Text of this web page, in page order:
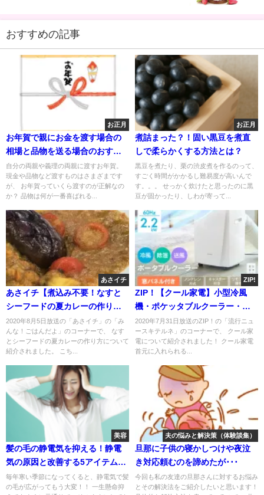
おすすめの記事
お正月
お年賀で親にお金を渡す場合の
相場と品物を送る場合のおすす
めは？
自分の両親や義理の両親に渡すお年賀。
現金や品物など渡すものはさまざまです
が、 お年賀っていくら渡すのが正解なの
か？ 品物は何が一番喜ばれる...
お正月
煮詰まった？！固い黒豆を煮直
しで柔らかくする方法とは？
黒豆を煮たり、栗の渋皮煮を作るのって、
すごく時間がかかるし難易度が高いんで
す。。。 せっかく炊けたと思ったのに黒
豆が固かったり、しわが寄って...
あさイチ
あさイチ【煮込み不要！なすと
シーフードの夏カレーの作り
方】大宮勝雄さんレシピ
2020年8月5日放送の「あさイチ」の「み
んな！ごはんだよ」のコーナーで、 なす
とシーフードの夏カレーの作り方について
紹介されました。 こち...
ZIP!
ZIP！【クール家電】小型冷風
機・ポケッタブルクーラー・抱
き枕など
2020年7月31日放送のZIP！の「流行ニュ
ースキテルネ」のコーナーで、 クール家
電について紹介されました！ クール家電
首元に入れられる...
美容
髪の毛の静電気を抑える！静電
気の原因と改善する5アイテムの
使用法
毎年寒い季節になってくると、静電気で髪
の毛が広がってもう大変！！ 一生懸命抑
夫の悩みと解決策（体験談集）
旦那に子供の寝かしつけや夜泣
き対応頼むのを諦めたが･･･
今回も私の友達の旦那さんに対するお悩み
とその解決法をご紹介したいと思います！